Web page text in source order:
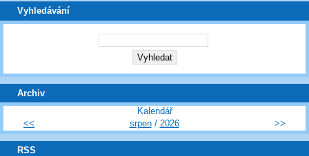
Vyhledávání
Archiv
Kalendář
<<
srpen/ 2026 >>
RSS